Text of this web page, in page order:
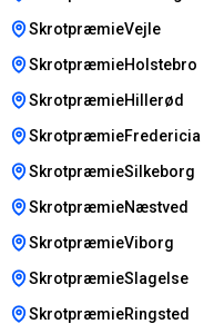
SkrotpræmieVejle
SkrotpræmieHolstebro
SkrotpræmieHillerød
SkrotpræmieFredericia
SkrotpræmieSilkeborg
SkrotpræmieNæstved
SkrotpræmieViborg
SkrotpræmieSlagelse
SkrotpræmieRingsted